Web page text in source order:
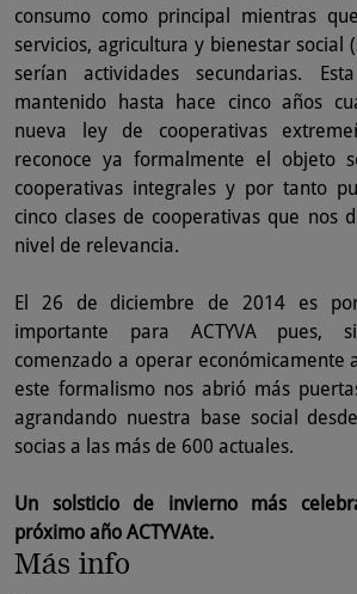
consumo como principal mientras
servicios, agricultura y bienestar social
serían actividades secundarias.
mantenido hasta hace cinco años
nueva ley de cooperativas
reconoce ya formalmente el objeto
cooperativas integrales y por tanto
cinco clases de cooperativas que nos
nivel de relevancia.
El 26 de diciembre de 2014 es
importante para ACTYVA pues,
comenzado a operar económicamente
este formalismo nos abrió más
agrandando nuestra base social
socias a las más de 600 actuales.
Un solsticio de invierno más
próximo año ACTYVAte.
Más info